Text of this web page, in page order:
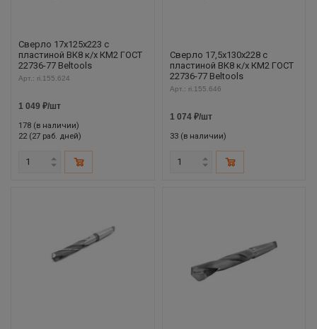
Сверло 17х125х223 с
пластиной ВК8 к/х КМ2 ГОСТ
22736-77 Beltools
Арт.: ri.155.624
1 049 ₽/шт
178 (в наличии)
22 (27 раб. дней)
Сверло 17,5х130х228 с
пластиной ВК8 к/х КМ2 ГОСТ
22736-77 Beltools
Арт.: ri.155.646
1 074₽/шт
33 (в наличии)